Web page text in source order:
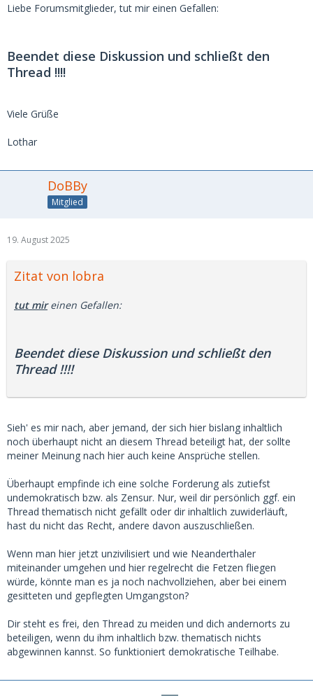
Liebe Forumsmitglieder, tut mir einen Gefallen:
Beendet diese Diskussion und schließt den
Thread !!!!
Viele Grüße
Lothar
DoBBy
Mitglied
19. August 2025
Zitat von lobra
tut mireinen Gefallen:
Beendet diese Diskussion und schließt den
Thread !!!!
Sieh' es mir nach, aber jemand, der sich hier bislang inhaltlich
noch überhaupt nicht an diesem Thread beteiligt hat, der sollte
meiner Meinung nach hier auch keine Ansprüche stellen.
Überhaupt empfinde ich eine solche Forderung als zutiefst
undemokratisch bzw. als Zensur. Nur, weil dir persönlich ggf. ein
Thread thematisch nicht gefällt oder dir inhaltlich zuwiderläuft,
hast du nicht das Recht, andere davon auszuschließen.
Wenn man hier jetzt unzivilisiert und wie Neanderthaler
miteinander umgehen und hier regelrecht die Fetzen fliegen
würde, könnte man es ja noch nachvollziehen, aber bei einem
gesitteten und gepflegten Umgangston?
Dir steht es frei, den Thread zu meiden und dich andernorts zu
beteiligen, wenn du ihm inhaltlich bzw. thematisch nichts
abgewinnen kannst. So funktioniert demokratische Teilhabe.